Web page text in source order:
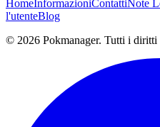
HomeInformazioniContattiNote
l'utenteBlog
© 2026 Pokmanager. Tutti i diritti